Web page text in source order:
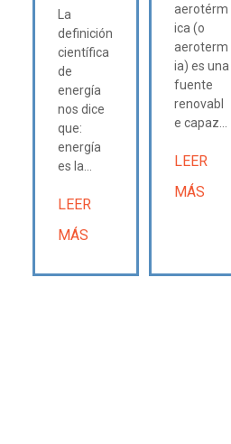
La
definición
científica
de
energía
nos dice
que:
energía
es la...
LEER
MÁS
aerotérm
ica (o
aeroterm
ia) es una
fuente
renovabl
e capaz...
LEER
MÁS